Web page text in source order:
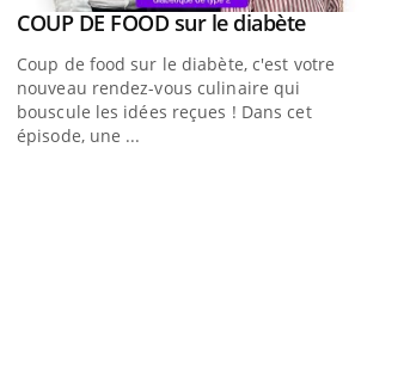
Youtube
COUP DE FOOD sur le diabèteYoutube
Coup de food sur le diabète, c'est votre
nouveau rendez-vous culinaire qui
bouscule les idées reçues ! Dans cet
épisode, une ...